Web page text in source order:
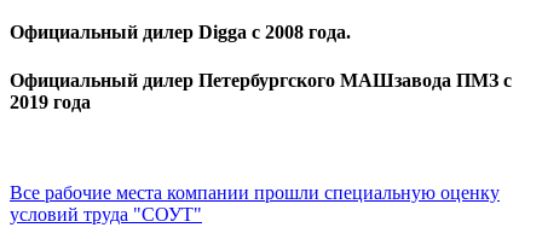
Официальный дилер Digga с 2008 года.
Официальный дилер Петербургского МАШзавода ПМЗ с
2019 года
Все рабочие места компании прошли специальную оценку
условий труда "СОУТ"